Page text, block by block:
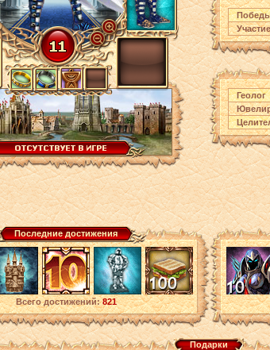
Геолог
Последние достижения
Всего достижений: 821
Подарки